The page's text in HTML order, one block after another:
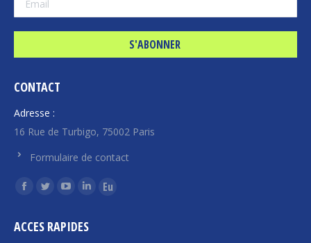
CONTACT
Adresse :
16 Rue de Turbigo, 75002 Paris
Formulaire de contact
Trouvez nous sur :
La
Facebook
La
Twitter
La
YouTube
La
LinkedIn
La
ACCES RAPIDES